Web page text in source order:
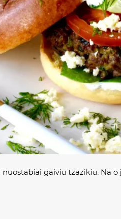
gaiviu tzazikiu. Na